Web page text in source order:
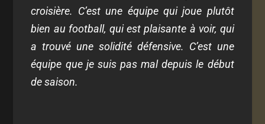
croisière. C’est une équipe qui joue plutôt
bien au football, qui est plaisante à voir, qui
a trouvé une solidité défensive. C’est une
équipe que je suis pas mal depuis le début
de saison.